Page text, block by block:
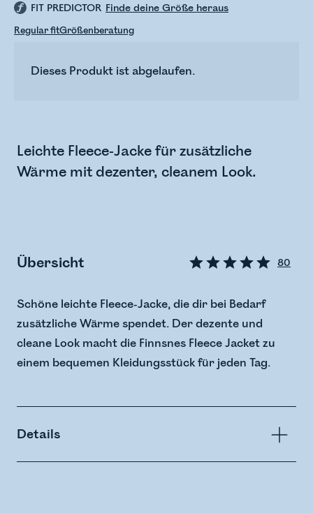
FIT PREDICTOR Finde deine Größe heraus
Regular fitGrößenberatung
Dieses Produkt ist abgelaufen.
Leichte Fleece-Jacke für zusätzliche
Wärme mit dezenter, cleanem Look.
Übersicht 80
Schöne leichte Fleece-Jacke, die dir bei Bedarf
zusätzliche Wärme spendet. Der dezente und
cleane Look macht die Finnsnes Fleece Jacket zu
einem bequemen Kleidungsstück für jeden Tag.
Details